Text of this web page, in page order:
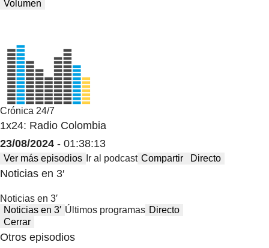
Volumen
Crónica 24/7
1x24: Radio Colombia
23/08/2024 - 01:38:13
Ver más episodios Ir al podcast Compartir Directo
Noticias en 3′
Noticias en 3′
Noticias en 3′ Últimos programas Directo
Cerrar
Otros episodios